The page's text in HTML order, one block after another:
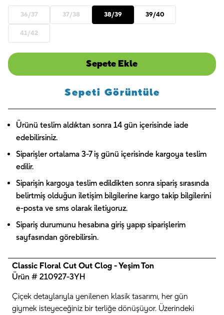
36/37 37/38 38/39 39/40
41/42
Sepete Ekle
Sepeti Görüntüle
Ürünü teslim aldıktan sonra 14 gün içerisinde iade
edebilirsiniz.
Siparişler ortalama 3-7 iş günü içerisinde kargoya teslim
edilir.
Siparişin kargoya teslim edildikten sonra sipariş sırasında
belirtmiş olduğun iletişim bilgilerine kargo takip bilgilerini
e-posta ve sms olarak iletiyoruz.
Sipariş durumunu hesabına giriş yapıp siparişlerim
sayfasından görebilirsin.
Classic Floral Cut Out Clog - Yeşim Ton
Ürün # 210927-3YH
Çiçek detaylarıyla yenilenen klasik tasarımı, her gün
giymek isteyeceğiniz bir terliğe dönüşüyor. Üzerindeki